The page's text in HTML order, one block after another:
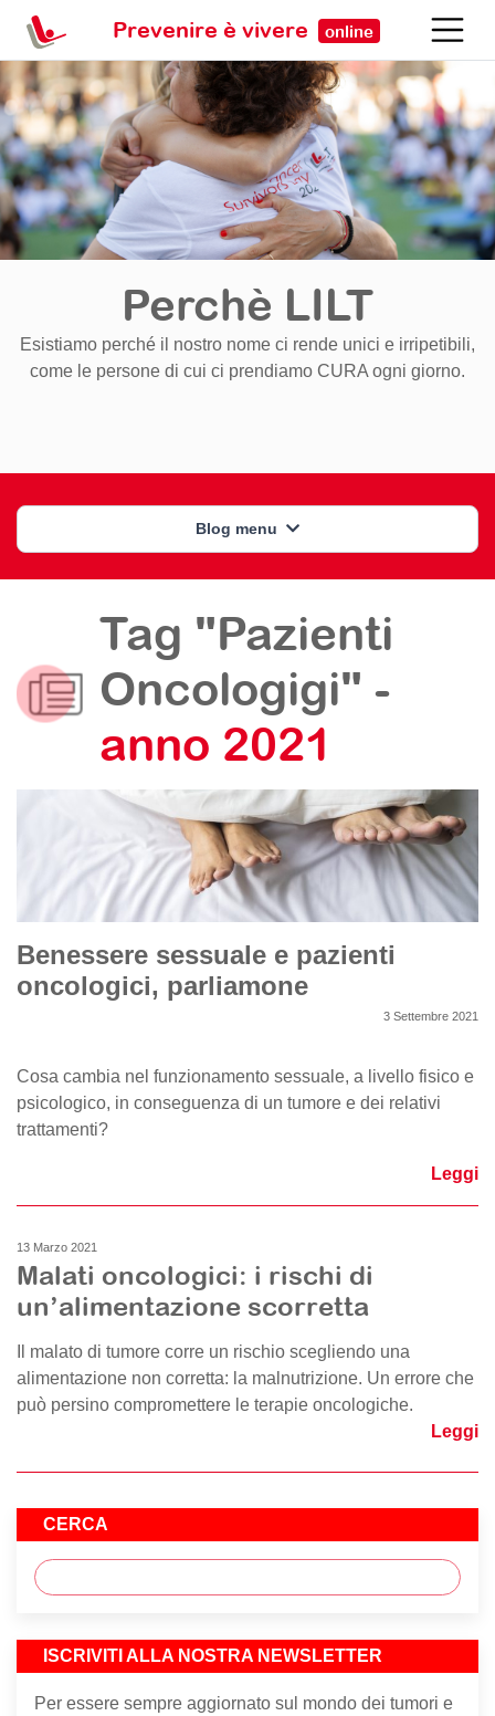
Prevenire è vivere online
Perchè LILT
Esistiamo perché il nostro nome ci rende unici e irripetibili,
come le persone di cui ci prendiamo CURA ogni giorno.
Blog menu
Tag "Pazienti
Oncologigi" -
anno 2021
Benessere sessuale e pazienti
oncologici, parliamone
3 Settembre 2021
Cosa cambia nel funzionamento sessuale, a livello fisico e
psicologico, in conseguenza di un tumore e dei relativi
trattamenti?
Leggi
13 Marzo 2021
Malati oncologici: i rischi di
un’alimentazione scorretta
Il malato di tumore corre un rischio scegliendo una
alimentazione non corretta: la malnutrizione. Un errore che
può persino compromettere le terapie oncologiche.
Leggi
CERCA
ISCRIVITI ALLA NOSTRA NEWSLETTER
Per essere sempre aggiornato sul mondo dei tumori e